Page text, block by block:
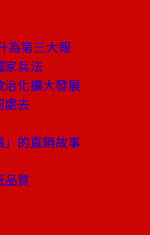
為第三大報
家兵法
治化擴大發展
處去
的直銷故事
品質